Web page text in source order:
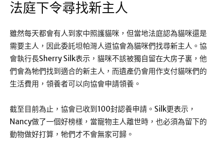
法庭下令尋找新主人
雖然每天都會有人到家中照護貓咪，但當地法庭認為貓咪還是
需要主人，因此委託坦帕灣人道協會為貓咪們找尋新主人。協
會執行長Sherry Silk表示，貓咪不該被獨自留在大房子裏，他
們會為牠們找到適合的新主人，而遺產仍會用作支付貓咪們的
生活費用，領養者可以向協會申請領養。
截至目前為止，協會已收到100封認養申請。Silk更表示，
Nancy做了一個好榜樣，當寵物主人離世時，也必須為留下的
動物做好打算，牠們才不會無家可歸。